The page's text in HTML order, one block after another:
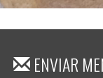
ENVIAR